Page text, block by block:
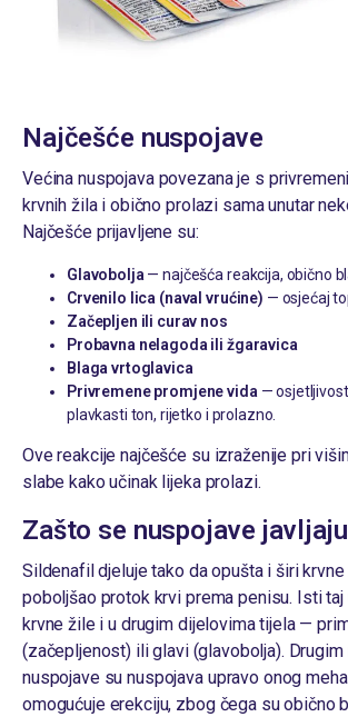
Najčešće nuspojave
Većina nuspojava povezana je s
krvnih žila i obično prolazi sama unutar
Najčešće prijavljene su:
Glavobolja — najčešća reakcija, obično
Crvenilo lica (naval vrućine) — osjećaj
Začepljen ili curav nos
Probavna nelagoda ili žgaravica
Blaga vrtoglavica
Privremene promjene vida —
plavkasti ton, rijetko i prolazno.
Ove reakcije najčešće su izraženije pri
slabe kako učinak lijeka prolazi.
Zašto se nuspojave
Sildenafil djeluje tako da opušta i širi
poboljšao protok krvi prema penisu. Isti taj
krvne žile i u drugim dijelovima tijela —
(začepljenost) ili glavi (glavobolja). Drugim
nuspojave su nuspojava upravo onog
omogućuje erekciju, zbog čega su obično